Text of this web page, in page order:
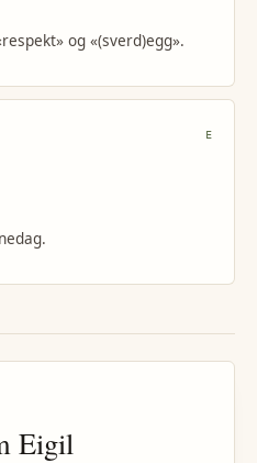
og «(sverd)egg».
E
Eigil